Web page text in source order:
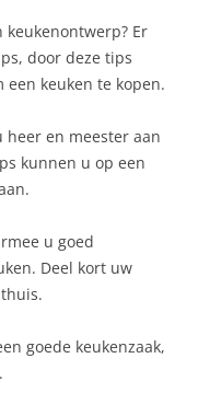
Er
door deze tips
keuken te kopen.
en meester aan
kunnen u op een
u goed
Deel kort uw
goede keukenzaak,
.